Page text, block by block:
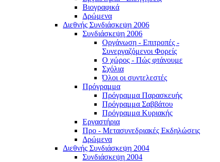
Βιογραφικά
Δρώμενα
Διεθνής Συνδιάσκεψη 2006
Συνδιάσκεψη 2006
Οργάνωση - Επιτροπές -
Συνεργαζόμενοι Φορείς
Ο χώρος - Πώς φτάνουμε
Σχόλια
Όλοι οι συντελεστές
Πρόγραμμα
Πρόγραμμα Παρασκευής
Πρόγραμμα Σαββάτου
Πρόγραμμα Κυριακής
Εργαστήρια
Προ - Μετασυνεδριακές Εκδηλώσεις
Δρώμενα
Διεθνής Συνδιάσκεψη 2004
Συνδιάσκεψη 2004